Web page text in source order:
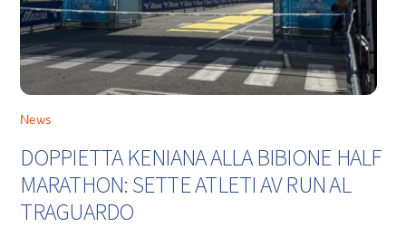
News
DOPPIETTA KENIANA ALLA BIBIONE HALF
MARATHON: SETTE ATLETI AV RUN AL
TRAGUARDO